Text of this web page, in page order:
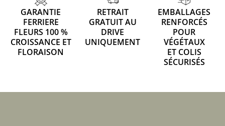
GARANTIE
FERRIERE
FLEURS 100 %
CROISSANCE ET
FLORAISON
RETRAIT
GRATUIT AU
DRIVE
UNIQUEMENT
EMBALLAGES
RENFORCÉS
POUR
VÉGÉTAUX
ET COLIS
SÉCURISÉS